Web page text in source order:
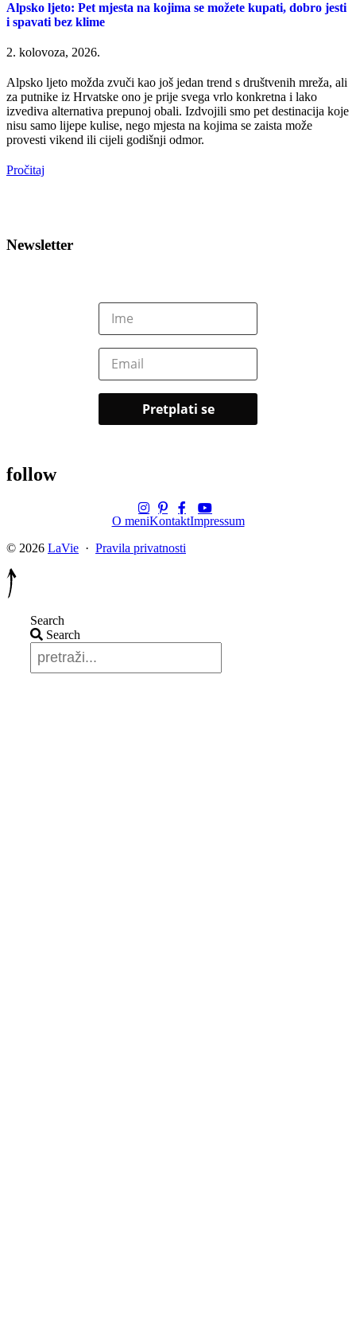
Alpsko ljeto: Pet mjesta na kojima se možete kupati, dobro jesti
i spavati bez klime
2. kolovoza, 2026.
Alpsko ljeto možda zvuči kao još jedan trend s društvenih mreža, ali
za putnike iz Hrvatske ono je prije svega vrlo konkretna i lako
izvediva alternativa prepunoj obali. Izdvojili smo pet destinacija koje
nisu samo lijepe kulise, nego mjesta na kojima se zaista može
provesti vikend ili cijeli godišnji odmor.
Pročitaj
Newsletter
follow
O meniKontaktImpressum
© 2026 LaVie · Pravila privatnosti
Search
Search